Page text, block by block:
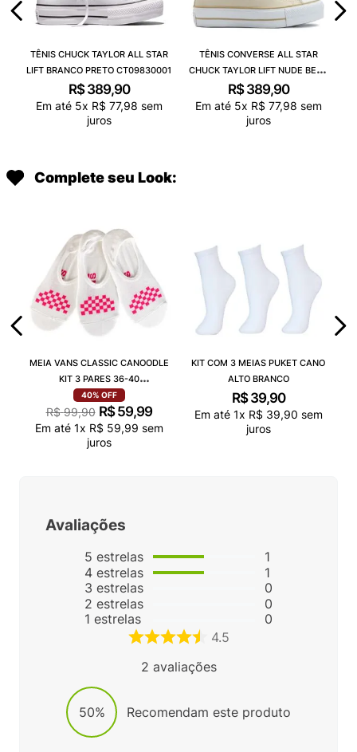
TÊNIS CHUCK TAYLOR ALL STAR
LIFT BRANCO PRETO CT09830001
R$ 389,90
Em até 5x R$ 77,98 sem
juros
TÊNIS CONVERSE ALL STAR
CHUCK TAYLOR LIFT NUDE BEGE
CLARO BRANCO CT09830003
R$ 389,90
Em até 5x R$ 77,98 sem
juros
Complete seu Look:
MEIA VANS CLASSIC CANOODLE
KIT 3 PARES 36-40
VN000QCAJU4
40% OFF
R$ 99,90 R$ 59,99
Em até 1x R$ 59,99 sem
juros
KIT COM 3 MEIAS PUKET CANO
ALTO BRANCO
R$ 39,90
Em até 1x R$ 39,90 sem
juros
Avaliações
5 estrelas
4 estrelas
3 estrelas
2 estrelas
1 estrelas
1
1
0
0
0
4.5
2 avaliações
50% Recomendam este produto